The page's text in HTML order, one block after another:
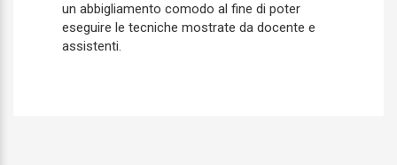
Endocrinologia
un abbigliamento comodo al fine di poter
eseguire le tecniche mostrate da docente e
assistenti.